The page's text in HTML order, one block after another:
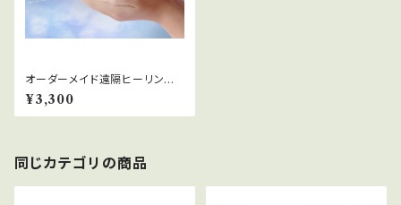
オーダーメイド遠隔ヒーリング
【30分】
¥3,300
同じカテゴリの商品